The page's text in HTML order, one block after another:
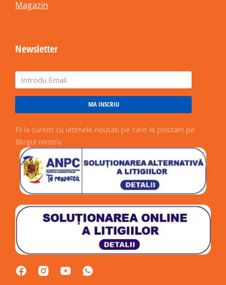
Magazin
Newsletter
MA INSCRIU
Fii la curent cu ultimele noutati pe care le postam pe
Blogul nostru.